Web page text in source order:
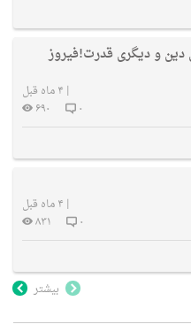
و دیگری قدرت!فیروز
| ۴ ماه قبل
۰
۶۹۰
| ۴ ماه قبل
۰
۸۳۱
بیشتر